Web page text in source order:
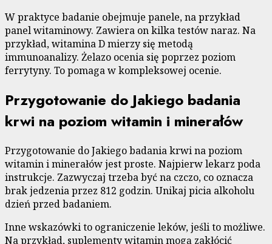
W praktyce badanie obejmuje panele, na przykład
panel witaminowy. Zawiera on kilka testów naraz. Na
przykład, witamina D mierzy się metodą
immunoanalizy. Żelazo ocenia się poprzez poziom
ferrytyny. To pomaga w kompleksowej ocenie.
Przygotowanie do Jakiego badania
krwi na poziom witamin i minerałów
Przygotowanie do Jakiego badania krwi na poziom
witamin i minerałów jest proste. Najpierw lekarz poda
instrukcje. Zazwyczaj trzeba być na czczo, co oznacza
brak jedzenia przez 812 godzin. Unikaj picia alkoholu
dzień przed badaniem.
Inne wskazówki to ograniczenie leków, jeśli to możliwe.
Na przykład, suplementy witamin mogą zakłócić